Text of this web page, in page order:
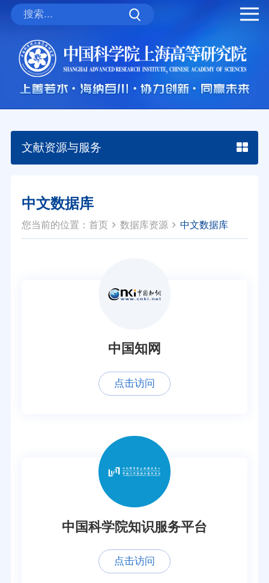
文献资源与服务
中文数据库
您当前的位置： 首页 数据库资源 中文数据库
中国知网
点击访问
中国科学院知识服务平台
点击访问